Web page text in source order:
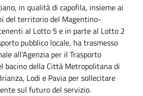
in qualità di capofila, insieme ai
del territorio del Magentino-
al Lotto 5 e in parte al Lotto 2
pubblico locale, ha trasmesso
all’Agenzia per il Trasporto
bacino della Città Metropolitana di
Lodi e Pavia per sollecitare
sul futuro del servizio.